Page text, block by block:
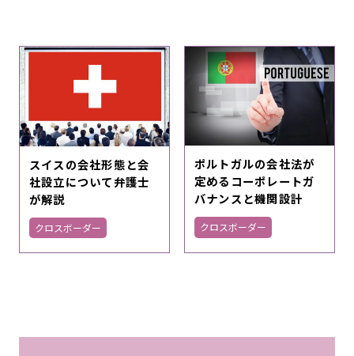
スイスの会社形態と会
社設立について弁護士
が解説
クロスボーダー
ポルトガルの会社法が
定めるコーポレートガ
バナンスと機関設計
クロスボーダー